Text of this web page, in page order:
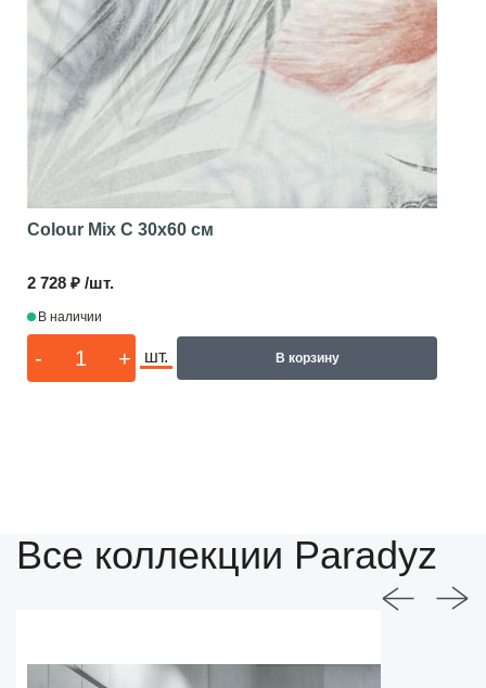
Colour Mix C 30x60 см
2 728 ₽ /шт.
В наличии
- + шт. В корзину
Все коллекции Paradyz